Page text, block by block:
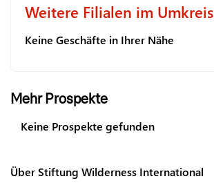
Weitere Filialen im Umkreis
Keine Geschäfte in Ihrer Nähe
Mehr Prospekte
Keine Prospekte gefunden
Über Stiftung Wilderness International